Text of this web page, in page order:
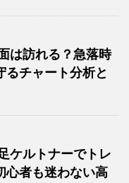
は訪れる？急落時
るチャート分析と
ケルトナーでトレ
心者も迷わない高